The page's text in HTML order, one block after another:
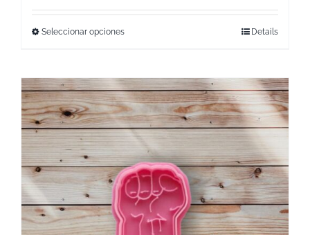
Seleccionar opciones Details